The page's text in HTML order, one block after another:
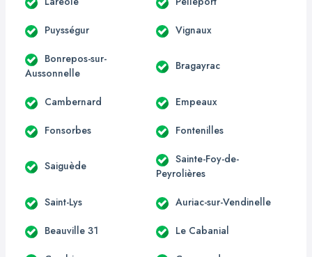
Puysségur Vignaux
Bonrepos-sur-
Aussonnelle
Bragayrac
Cambernard Empeaux
Fonsorbes Fontenilles
Saiguède
Sainte-Foy-de-
Peyrolières
Saint-Lys Auriac-sur-Vendinelle
Beauville 31 Le Cabanial